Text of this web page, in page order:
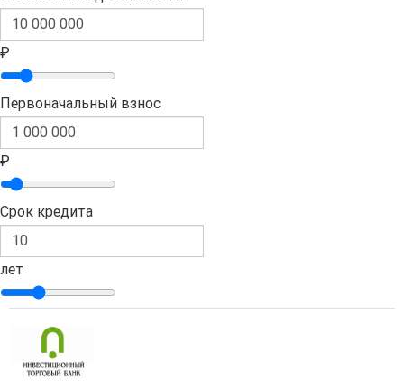
₽
Первоначальный взнос
₽
Срок кредита
лет